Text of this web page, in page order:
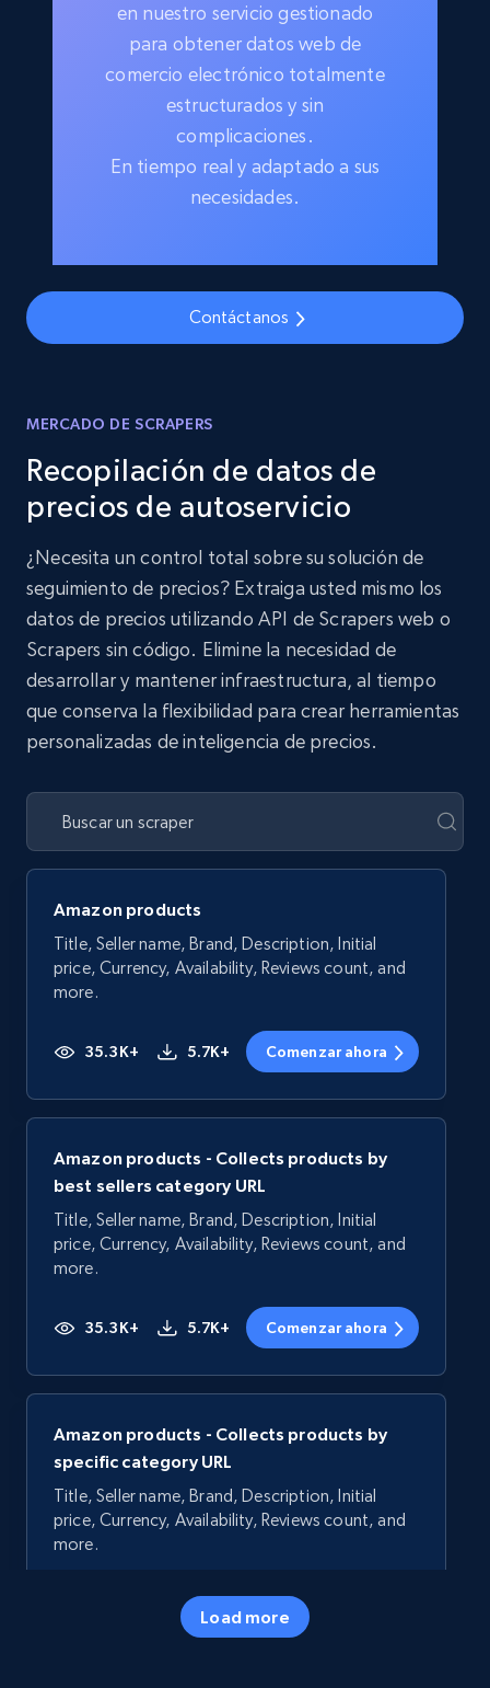
en nuestro servicio gestionado
para obtener datos web de
comercio electrónico totalmente
estructurados y sin
complicaciones.
En tiempo real y adaptado a sus
necesidades.
Contáctanos
MERCADO DE SCRAPERS
Recopilación de datos de
precios de autoservicio
¿Necesita un control total sobre su solución de
seguimiento de precios? Extraiga usted mismo los
datos de precios utilizando API de Scrapers web o
Scrapers sin código. Elimine la necesidad de
desarrollar y mantener infraestructura, al tiempo
que conserva la flexibilidad para crear herramientas
personalizadas de inteligencia de precios.
Amazon products
Title, Seller name, Brand, Description, Initial
price, Currency, Availability, Reviews count, and
more.
35.3K+ 5.7K+ Comenzar ahora
Amazon products - Collects products by
best sellers category URL
Title, Seller name, Brand, Description, Initial
price, Currency, Availability, Reviews count, and
more.
35.3K+ 5.7K+ Comenzar ahora
Amazon products - Collects products by
specific category URL
Title, Seller name, Brand, Description, Initial
price, Currency, Availability, Reviews count, and
more.
5.7K+ Comenzar ahora
Load more